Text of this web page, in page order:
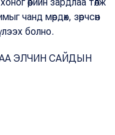
чанд мөрдөх, зөрчсөн
болно.
ЭЛЧИН САЙДЫН